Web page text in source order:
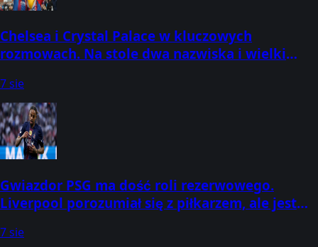
Chelsea i Crystal Palace w kluczowych
rozmowach. Na stole dwa nazwiska i wielki
7 sie
Gwiazdor PSG ma dość roli rezerwowego.
Liverpool porozumiał się z piłkarzem, ale jest
7 sie